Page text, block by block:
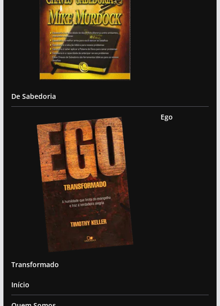
De Sabedoria
Ego
Transformado
Início